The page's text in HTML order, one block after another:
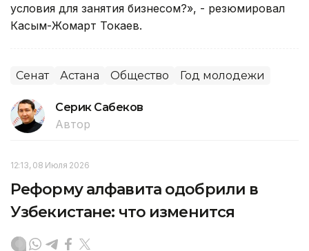
условия для занятия бизнесом?», - резюмировал
Касым-Жомарт Токаев.
Сенат Астана Общество Год молодежи
Серик Сабеков
Автор
12:13, 08 Июля 2026
Реформу алфавита одобрили в
Узбекистане: что изменится